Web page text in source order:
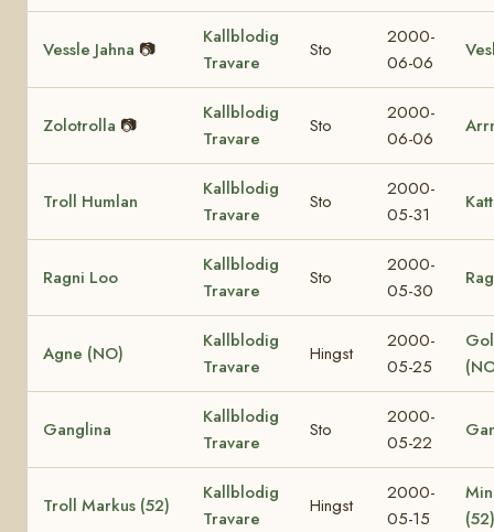
Vessle Jahna 📷
Kallblodig
Travare
Sto
2000-
06-06
Zolotrolla 📷
Kallblodig
Travare
Sto
2000-
06-06
Troll Humlan
Kallblodig
Travare
Sto
2000-
05-31
Ragni Loo
Kallblodig
Travare
Sto
2000-
05-30
Agne (NO)
Kallblodig
Travare
Hingst
2000-
05-25
Ganglina
Kallblodig
Travare
Sto
2000-
05-22
Troll Markus (52)
Kallblodig
Travare
Hingst
2000-
05-15
(52)